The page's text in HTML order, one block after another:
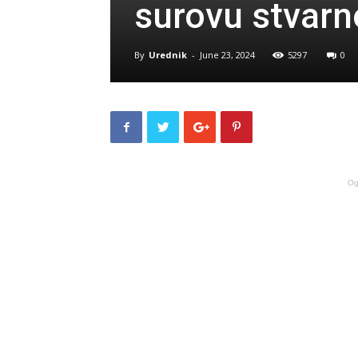
surovu
By Urednik - June 23, 2024 5297 0